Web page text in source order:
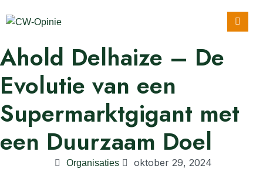
Ahold Delhaize – De
Evolutie van een
Supermarktgigant met
een Duurzaam Doel
Organisaties
oktober 29, 2024